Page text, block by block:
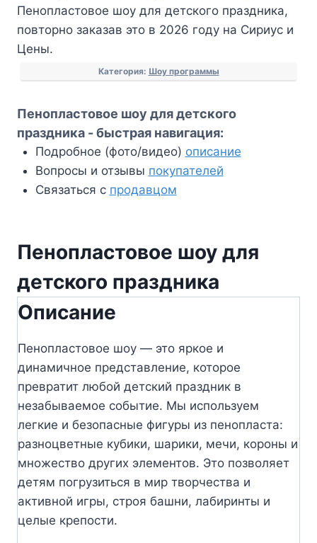
Пенопластовое шоу для детского праздника,
повторно заказав это в 2026 году на Сириус и
Цены.
Категория: Шоу программы
Пенопластовое шоу для детского
праздника - быстрая навигация:
Подробное (фото/видео) описание
Вопросы и отзывы покупателей
Связаться с продавцом
Пенопластовое шоу для
детского праздника
Описание
Пенопластовое шоу — это яркое и
динамичное представление, которое
превратит любой детский праздник в
незабываемое событие. Мы используем
легкие и безопасные фигуры из пенопласта:
разноцветные кубики, шарики, мечи, короны и
множество других элементов. Это позволяет
детям погрузиться в мир творчества и
активной игры, строя башни, лабиринты и
целые крепости.